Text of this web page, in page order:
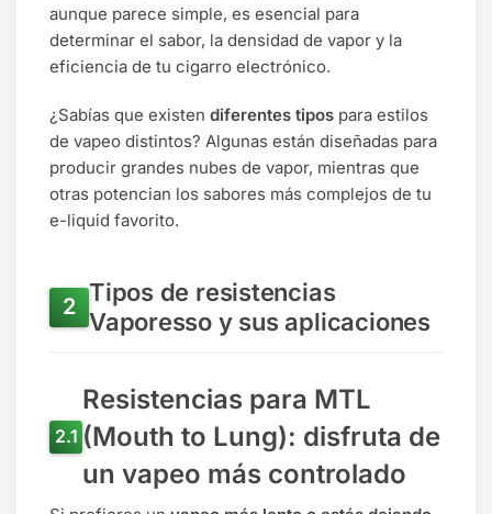
aunque parece simple, es esencial para
determinar el sabor, la densidad de vapor y la
eficiencia de tu cigarro electrónico.
¿Sabías que existen diferentes tipos para estilos
de vapeo distintos? Algunas están diseñadas para
producir grandes nubes de vapor, mientras que
otras potencian los sabores más complejos de tu
e-liquid favorito.
Tipos de resistencias
Vaporesso y sus aplicaciones
Resistencias para MTL
(Mouth to Lung): disfruta de
un vapeo más controlado